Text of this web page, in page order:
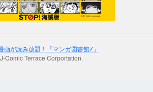
画が読み放題！「マンガ図書館Z」
Comic Terrace Corportation.